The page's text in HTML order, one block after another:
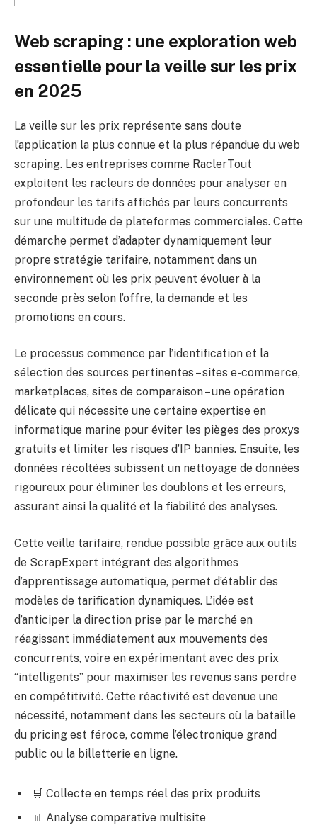
Web scraping : une exploration web
essentielle pour la veille sur les prix
en 2025
La veille sur les prix représente sans doute
l’application la plus connue et la plus répandue du web
scraping. Les entreprises comme RaclerTout
exploitent les racleurs de données pour analyser en
profondeur les tarifs affichés par leurs concurrents
sur une multitude de plateformes commerciales. Cette
démarche permet d’adapter dynamiquement leur
propre stratégie tarifaire, notamment dans un
environnement où les prix peuvent évoluer à la
seconde près selon l’offre, la demande et les
promotions en cours.
Le processus commence par l’identification et la
sélection des sources pertinentes – sites e-commerce,
marketplaces, sites de comparaison – une opération
délicate qui nécessite une certaine expertise en
informatique marine pour éviter les pièges des proxys
gratuits et limiter les risques d’IP bannies. Ensuite, les
données récoltées subissent un nettoyage de données
rigoureux pour éliminer les doublons et les erreurs,
assurant ainsi la qualité et la fiabilité des analyses.
Cette veille tarifaire, rendue possible grâce aux outils
de ScrapExpert intégrant des algorithmes
d’apprentissage automatique, permet d’établir des
modèles de tarification dynamiques. L’idée est
d’anticiper la direction prise par le marché en
réagissant immédiatement aux mouvements des
concurrents, voire en expérimentant avec des prix
“intelligents” pour maximiser les revenus sans perdre
en compétitivité. Cette réactivité est devenue une
nécessité, notamment dans les secteurs où la bataille
du pricing est féroce, comme l’électronique grand
public ou la billetterie en ligne.
🛒 Collecte en temps réel des prix produits
📊 Analyse comparative multisite